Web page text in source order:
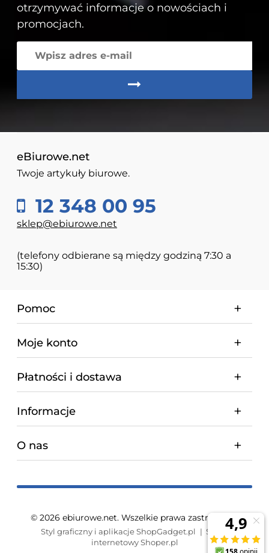
otrzymywać informacje o nowościach i
promocjach.
eBiurowe.net
Twoje artykuły biurowe.
12 348 00 95
sklep@ebiurowe.net
(telefony odbierane są między godziną 7:30 a
15:30)
Pomoc
Moje konto
Płatności i dostawa
Informacje
O nas
© 2026 ebiurowe.net. Wszelkie prawa zastrzeżone.
Styl graficzny i aplikacje ShopGadget.pl
Sklep
internetowy Shoper.pl